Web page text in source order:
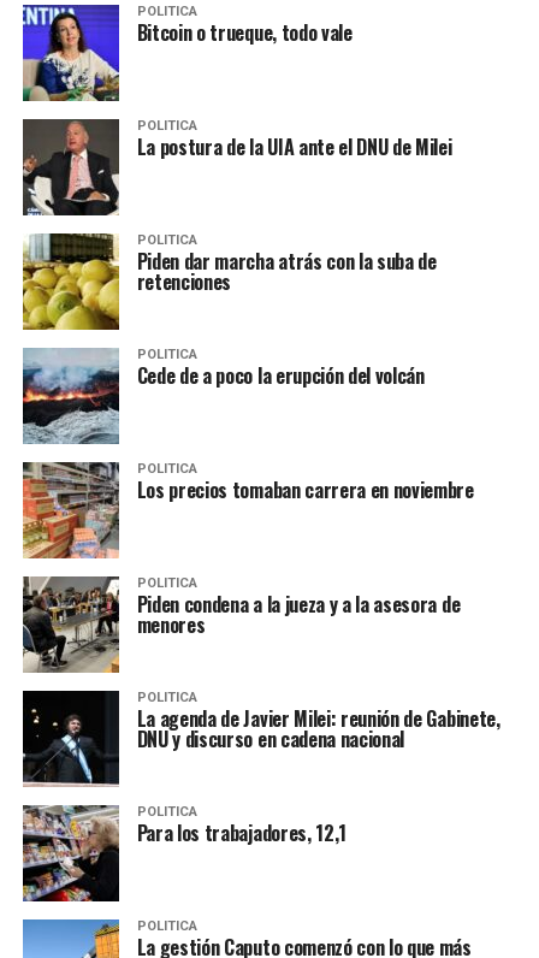
POLITICA
Bitcoin o trueque, todo vale
POLITICA
La postura de la UIA ante el DNU de Milei
POLITICA
Piden dar marcha atrás con la suba de
retenciones
POLITICA
Cede de a poco la erupción del volcán
POLITICA
Los precios tomaban carrera en noviembre
POLITICA
Piden condena a la jueza y a la asesora de
menores
POLITICA
La agenda de Javier Milei: reunión de Gabinete,
DNU y discurso en cadena nacional
POLITICA
Para los trabajadores, 12,1
POLITICA
La gestión Caputo comenzó con lo que más